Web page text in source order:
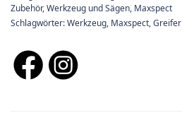
Zubehör,Werkzeug und Sägen, Maxspect
Schlagwörter:Werkzeug, Maxspect,Greifer